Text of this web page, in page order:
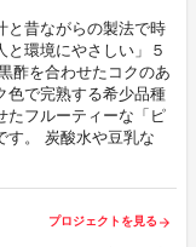
と昔ながらの製法で時
と環境にやさしい」５
酢を合わせたコクのあ
色で完熟する希少品種
たフルーティーな「ピ
す。 炭酸水や豆乳な
プロジェクトを見る arrow_forward